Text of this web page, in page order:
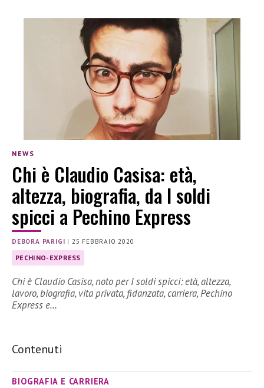
NEWS
Chi è Claudio Casisa: età,
altezza, biografia, da I soldi
spicci a Pechino Express
DEBORA PARIGI | 25 FEBBRAIO 2020
PECHINO-EXPRESS
Chi è Claudio Casisa, noto per I soldi spicci: età, altezza,
lavoro, biografia, vita privata, fidanzata, carriera, Pechino
Express e…
Contenuti
BIOGRAFIA E CARRIERA